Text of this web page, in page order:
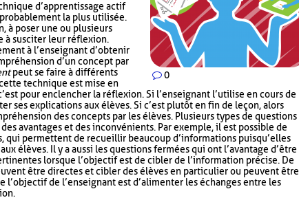
0
d’apprentissage actif
la plus utilisée.
à poser une ou plusieurs
à susciter leur réflexion.
à l’enseignant d’obtenir
d’un concept par
peut se faire à différents
technique est mise en
pour enclencher la réflexion. Si l’enseignant l’utilise en cours de
ses explications aux élèves. Si c’est plutôt en fin de leçon, alors
des concepts par les élèves. Plusieurs types de questions
avantages et des inconvénients. Par exemple, il est possible de
qui permettent de recueillir beaucoup d’informations puisqu’elles
élèves. Il y a aussi les questions fermées qui ont l’avantage d’être
lorsque l’objectif est de cibler de l’information précise. De
être directes et cibler des élèves en particulier ou peuvent être
l’objectif de l’enseignant est d’alimenter les échanges entre les